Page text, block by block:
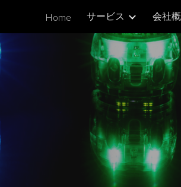
Skip to navigation
Home サービス 会社